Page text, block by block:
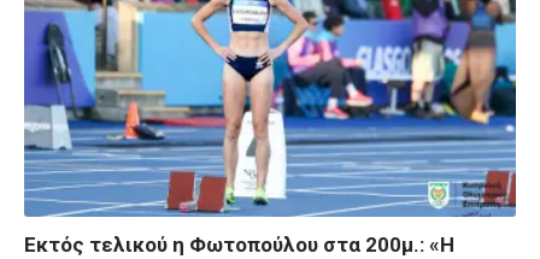
Εκτός τελικού η Φωτοπούλου στα 200μ.: «Η